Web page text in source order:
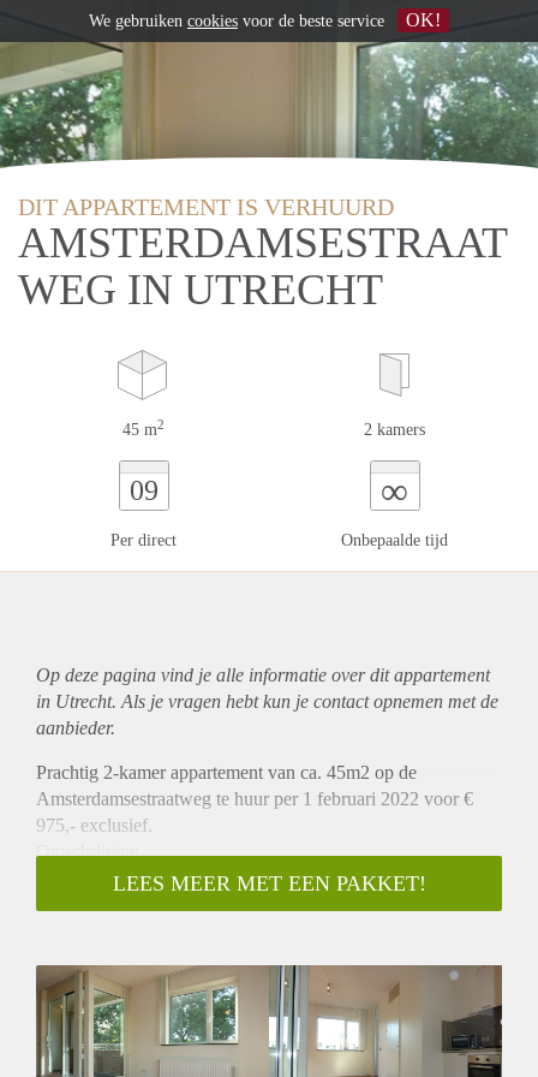
DIT APPARTEMENT IS VERHUURD
AMSTERDAMSESTRAAT
WEG IN UTRECHT
45 m2 2 kamers
09
Per direct
∞
Onbepaalde tijd
Op deze pagina vind je alle informatie over ditappartement
in Utrecht. Als je vragen hebt kun je contact opnemen met de
aanbieder.
Prachtig 2-kamer appartement van ca. 45m2 op de
Amsterdamsestraatweg te huur per 1 februari 2022 voor €
975,- exclusief.
Omschrijving
Dit prachtige zelfstandig nieuwbouw appartement bestaat uit
een slaapkamer en woonkamer met open keuken. De
De keuken is voorzien van een koelkast met vriesvak , 4-pits
gaskookplaat, oven en magnetron. De badkamer is voorzien
van een douche, wastafel en toilet. Het appartement heeft een
ruime berging met wasmachine en droger. Dit appartement is
LEES MEER MET EEN PAKKET!
We gebruiken cookies voor de beste service OK!